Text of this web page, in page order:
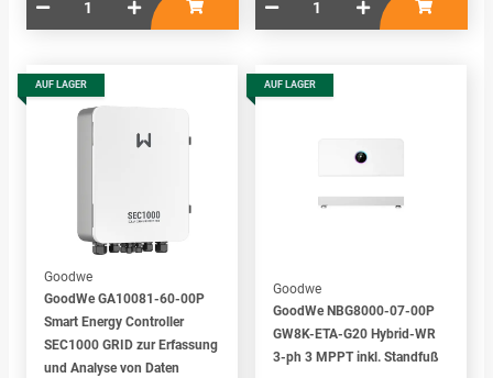
AUF LAGER
Goodwe
GoodWe GA10081-60-00P
Smart Energy Controller
SEC1000 GRID zur Erfassung
und Analyse von Daten
AUF LAGER
Goodwe
GoodWe NBG8000-07-00P
GW8K-ETA-G20 Hybrid-WR
3-ph 3 MPPT inkl. Standfuß